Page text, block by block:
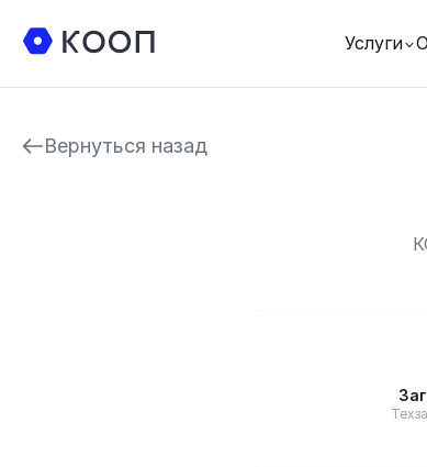
Услуги
Вернуться назад